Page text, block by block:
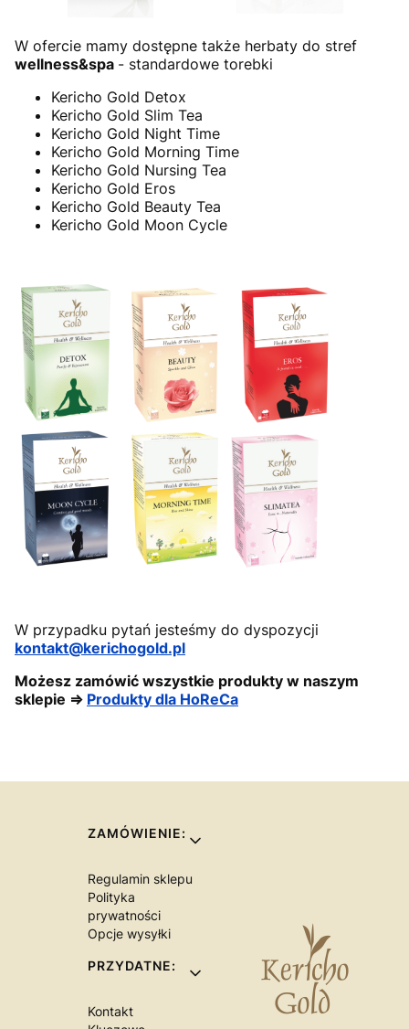
W ofercie mamy dostępne także herbaty do stref
wellness&spa - standardowe torebki
Kericho Gold Detox
Kericho Gold Slim Tea
Kericho Gold Night Time
Kericho Gold Morning Time
Kericho Gold Nursing Tea
Kericho Gold Eros
Kericho Gold Beauty Tea
Kericho Gold Moon Cycle
W przypadku pytań jesteśmy do dyspozycji
kontakt@kerichogold.pl
Możesz zamówić wszystkie produkty w naszym
sklepie ⇒ Produkty dla HoReCa
Linki w stopce
ZAMÓWIENIE:
Regulamin sklepu
Polityka
prywatności
Opcje wysyłki
PRZYDATNE:
Kontakt